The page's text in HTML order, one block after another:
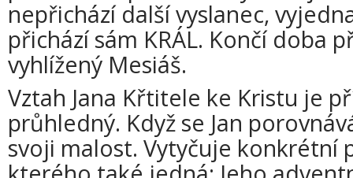
nepřichází další vyslanec,
přichází sám KRÁL. Končí doba
vyhlížený Mesiáš.
Vztah Jana Křtitele ke Kristu je
průhledný. Když se Jan
svoji malost. Vytyčuje konkrétní